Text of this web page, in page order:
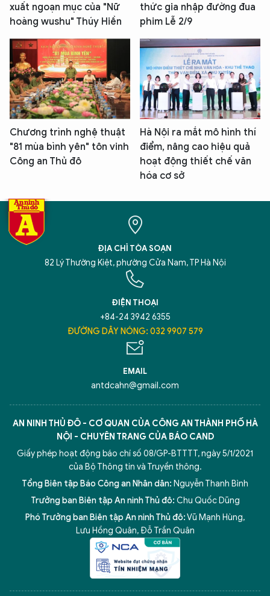
xuất ngoạn mục của "Nữ
hoàng wushu" Thúy Hiền
thức gia nhập đường đua
phim Lễ 2/9
Chương trình nghệ thuật
"81 mùa bình yên" tôn vinh
Công an Thủ đô
Hà Nội ra mắt mô hình thí
điểm, nâng cao hiệu quả
hoạt động thiết chế văn
hóa cơ sở
ĐỊA CHỈ TÒA SOẠN
82 Lý Thường Kiệt, phường Cửa Nam, TP Hà Nội
ĐIỆN THOẠI
+84-24 3942 6355
ĐƯỜNG DÂY NÓNG: 032 9907 579
EMAIL
antdcahn@gmail.com
AN NINH THỦ ĐÔ - CƠ QUAN CỦA CÔNG AN THÀNH PHỐ HÀ
NỘI - CHUYÊN TRANG CỦA BÁO CAND
Giấy phép hoạt động báo chí số 08/GP-BTTTT, ngày 5/1/2021
của Bộ Thông tin và Truyền thông.
Tổng Biên tập Báo Công an Nhân dân: Nguyễn Thanh Bình
Trưởng ban Biên tập An ninh Thủ đô: Chu Quốc Dũng
Phó Trưởng ban Biên tập An ninh Thủ đô:Vũ Mạnh Hùng,
Lưu Hồng Quân, Đỗ Trần Quân
5 điểm nghẽn của Hà Nội giải pháp xử lý điểm nghẽn của